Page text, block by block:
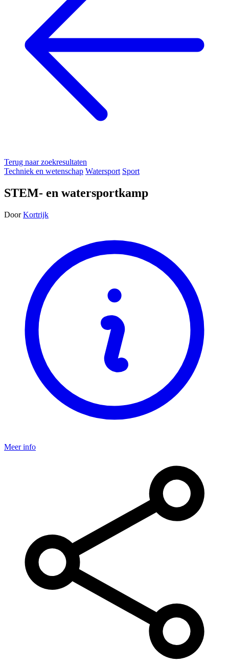
Terug naar zoekresultaten
Techniek en wetenschap Watersport Sport
STEM- en watersportkamp
Door Kortrijk
Meer info